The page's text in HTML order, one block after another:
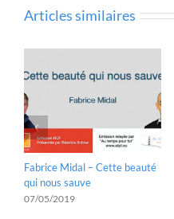
Articles similaires
Fabrice Midal – Cette beauté
qui nous sauve
07/05/2019